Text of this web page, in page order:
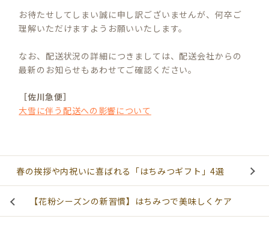
お待たせしてしまい誠に申し訳ございませんが、何卒ご
理解いただけますようお願いいたします。
なお、配送状況の詳細につきましては、配送会社からの
最新のお知らせもあわせてご確認ください。
［佐川急便］
大雪に伴う配送への影響について
春の挨拶や内祝いに喜ばれる「はちみつギフト」4選
【花粉シーズンの新習慣】はちみつで美味しくケア